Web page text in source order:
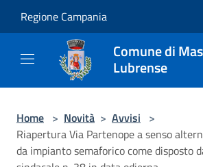
Regione Campania
Comune di
Lubrense
Home > Novità > Avvisi >
Riapertura Via Partenope a senso
da impianto semaforico come disposto